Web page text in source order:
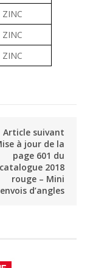
ZINC
ZINC
ZINC
Article suivant
à jour de la
page 601 du
catalogue 2018
rouge – Mini
d’angles